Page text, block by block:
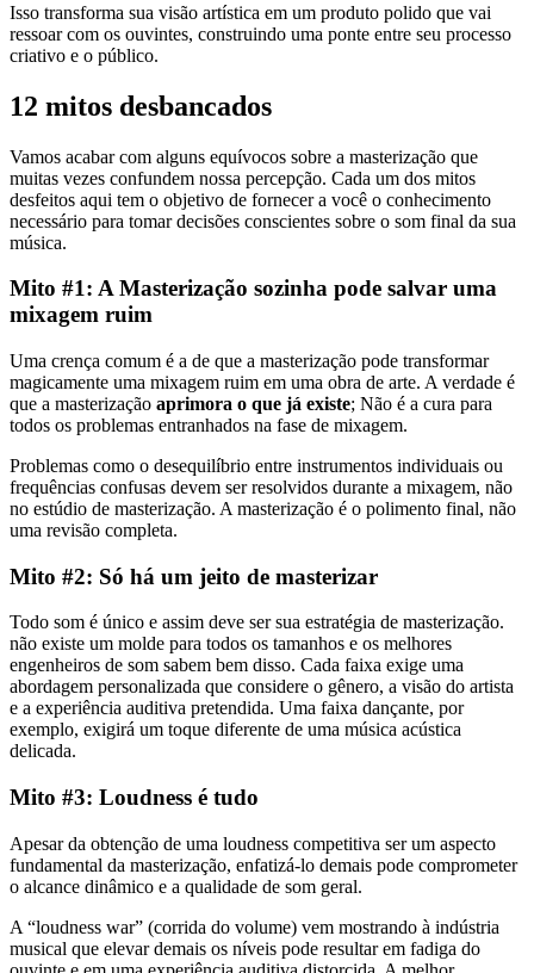
Isso transforma sua visão artística em um produto polido que vai
ressoar com os ouvintes, construindo uma ponte entre seu processo
criativo e o público.
12 mitos desbancados
Vamos acabar com alguns equívocos sobre a masterização que
muitas vezes confundem nossa percepção. Cada um dos mitos
desfeitos aqui tem o objetivo de fornecer a você o conhecimento
necessário para tomar decisões conscientes sobre o som final da sua
música.
Mito #1: A Masterização sozinha pode salvar uma
mixagem ruim
Uma crença comum é a de que a masterização pode transformar
magicamente uma mixagem ruim em uma obra de arte. A verdade é
que a masterização aprimora o que já existe; Não é a cura para
todos os problemas entranhados na fase de mixagem.
Problemas como o desequilíbrio entre instrumentos individuais ou
frequências confusas devem ser resolvidos durante a mixagem, não
no estúdio de masterização. A masterização é o polimento final, não
uma revisão completa.
Mito #2: Só há um jeito de masterizar
Todo som é único e assim deve ser sua estratégia de masterização.
não existe um molde para todos os tamanhos e os melhores
engenheiros de som sabem bem disso. Cada faixa exige uma
abordagem personalizada que considere o gênero, a visão do artista
e a experiência auditiva pretendida. Uma faixa dançante, por
exemplo, exigirá um toque diferente de uma música acústica
delicada.
Mito #3: Loudness é tudo
Apesar da obtenção de uma loudness competitiva ser um aspecto
fundamental da masterização, enfatizá-lo demais pode comprometer
o alcance dinâmico e a qualidade de som geral.
A “loudness war” (corrida do volume) vem mostrando à indústria
musical que elevar demais os níveis pode resultar em fadiga do